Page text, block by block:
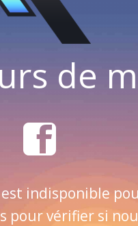
de
indisponible
pour vérifier si